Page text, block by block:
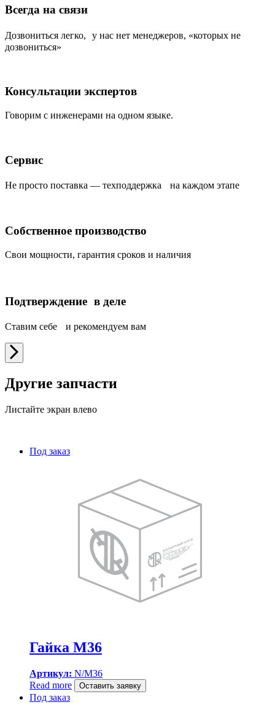
Всегда на связи
Дозвониться легко, у нас нет менеджеров, «которых не
дозвониться»
Консультации экспертов
Говорим с инженерами на одном языке.
Сервис
Не просто поставка — техподдержка на каждом этапе
Собственное производство
Свои мощности, гарантия сроков и наличия
Подтверждение в деле
Ставим себе и рекомендуем вам
Другие запчасти
Листайте экран влево
Под заказ
Гайка M36
Артикул: N/M36
Read more
Оставить заявку
Под заказ